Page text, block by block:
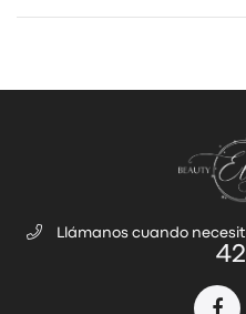
Llámanos cuando